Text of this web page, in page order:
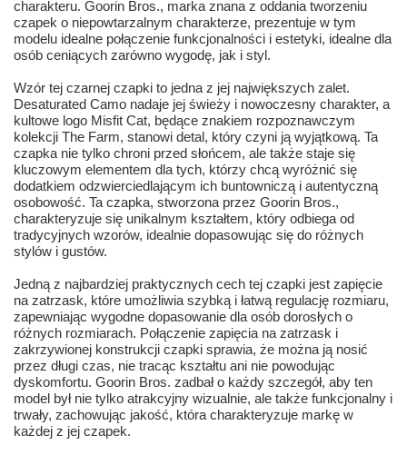
charakteru. Goorin Bros., marka znana z oddania tworzeniu
czapek o niepowtarzalnym charakterze, prezentuje w tym
modelu idealne połączenie funkcjonalności i estetyki, idealne dla
osób ceniących zarówno wygodę, jak i styl.
Wzór tej czarnej czapki to jedna z jej największych zalet.
Desaturated Camo nadaje jej świeży i nowoczesny charakter, a
kultowe logo Misfit Cat, będące znakiem rozpoznawczym
kolekcji The Farm, stanowi detal, który czyni ją wyjątkową. Ta
czapka nie tylko chroni przed słońcem, ale także staje się
kluczowym elementem dla tych, którzy chcą wyróżnić się
dodatkiem odzwierciedlającym ich buntowniczą i autentyczną
osobowość. Ta czapka, stworzona przez Goorin Bros.,
charakteryzuje się unikalnym kształtem, który odbiega od
tradycyjnych wzorów, idealnie dopasowując się do różnych
stylów i gustów.
Jedną z najbardziej praktycznych cech tej czapki jest zapięcie
na zatrzask, które umożliwia szybką i łatwą regulację rozmiaru,
zapewniając wygodne dopasowanie dla osób dorosłych o
różnych rozmiarach. Połączenie zapięcia na zatrzask i
zakrzywionej konstrukcji czapki sprawia, że można ją nosić
przez długi czas, nie tracąc kształtu ani nie powodując
dyskomfortu. Goorin Bros. zadbał o każdy szczegół, aby ten
model był nie tylko atrakcyjny wizualnie, ale także funkcjonalny i
trwały, zachowując jakość, która charakteryzuje markę w
każdej z jej czapek.